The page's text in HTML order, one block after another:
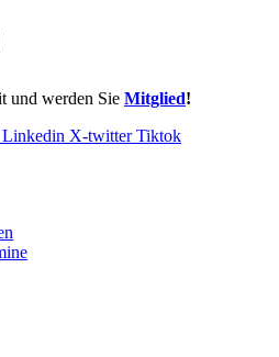
und werden Sie Mitglied!
Linkedin X-twitter Tiktok